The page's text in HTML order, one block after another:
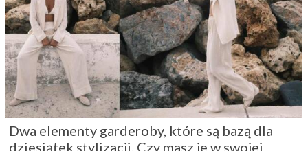
Dwa elementy garderoby, które są bazą dla
dziesiątek stylizacji. Czy masz je w swojej